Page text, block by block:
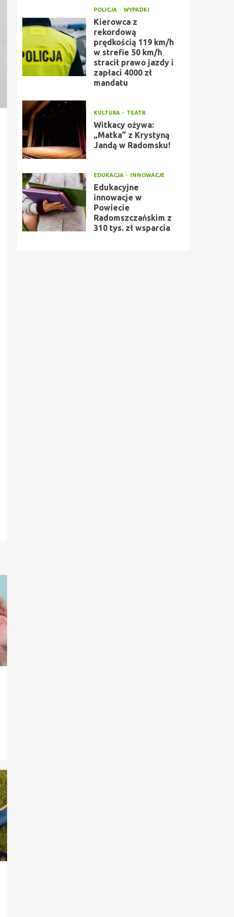
POLICJA WYPADKI
Kierowca z
rekordową
prędkością 119 km/h
w strefie 50 km/h
stracił prawo jazdy i
zapłaci 4000 zł
mandatu
KULTURA TEATR
Witkacy ożywa:
„Matka” z Krystyną
Jandą w Radomsku!
EDUKACJA INNOWACJE
Edukacyjne
innowacje w
Powiecie
Radomszczańskim z
310 tys. zł wsparcia